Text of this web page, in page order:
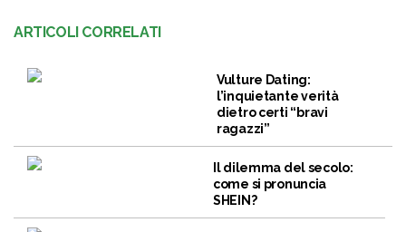
ARTICOLI CORRELATI
Vulture Dating:
l’inquietante verità
dietro certi “bravi
ragazzi”
Il dilemma del secolo:
come si pronuncia
SHEIN?